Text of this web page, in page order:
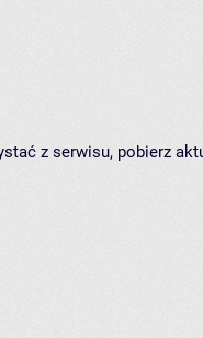
z serwisu, pobierz